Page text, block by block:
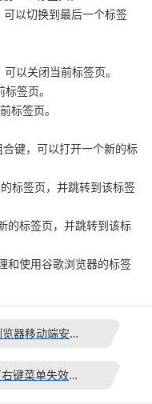
以切换到最后一个标签
以关闭当前标签页。
签页。
标签页。
键，可以打开一个新的标
标签页，并跳转到该标签
的标签页，并跳转到该标
和使用谷歌浏览器的标签
google Chrome浏览器移动端安全上网操作技巧教程
google浏览器网页右键菜单失效的兼容问题排查